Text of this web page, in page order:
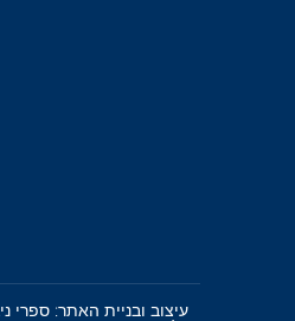
עיצוב ובניית האתר: ספרי